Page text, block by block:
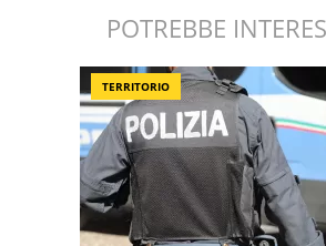
POTREBBE
TERRITORIO